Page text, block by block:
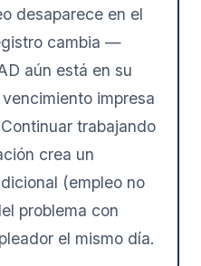
desaparece en el
cambia —
aún está en su
impresa
trabajando
crea un
(empleo no
problema con
el mismo día.